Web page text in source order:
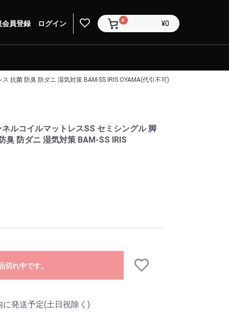
会員登録 ログイン 0 ¥0
抗菌 防臭 防ダニ 湿気対策 BAM-SS IRIS OYAMA(代引不可)
ルコイルマットレスSS セミシングル 脚
臭 防ダニ 湿気対策 BAM-SS IRIS
切れ中です。
発送予定(土日祝除く)